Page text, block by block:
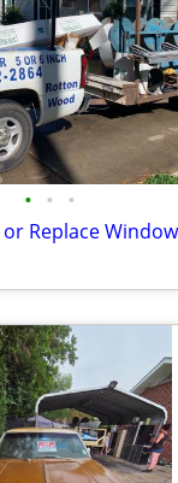
• • •